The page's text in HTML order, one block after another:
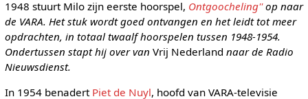
1948 stuurt Milo zijn eerste hoorspel, Ontgoocheling''op naar
de VARA. Het stuk wordt goed ontvangen en het leidt tot meer
opdrachten, in totaal twaalf hoorspelen tussen 1948-1954.
Ondertussen stapt hij over van Vrij Nederland naar de Radio
Nieuwsdienst.
In 1954 benadert Piet de Nuyl, hoofd van VARA-televisie